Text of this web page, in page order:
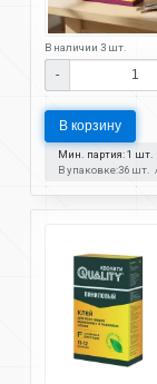
В наличии 3 шт.
-
В корзину
Мин. партия: 1 шт.
В упаковке:36 шт.